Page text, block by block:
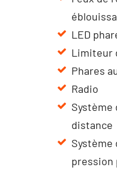
LED
Limiteur
Phares
Radio
Système
distance
Système
pression